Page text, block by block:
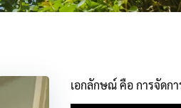
เอกลักษณ์ คือ การจัดกา